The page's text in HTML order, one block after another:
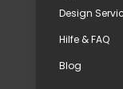
Design
Hilfe & FAQ
Blog